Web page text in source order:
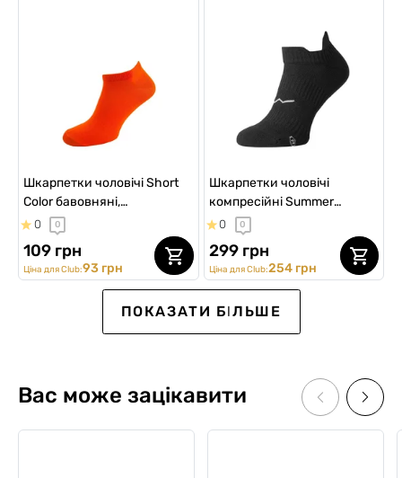
Шкарпетки чоловічі Short
Color бавовняні,
помаранчеві
0 0
109 грн
Ціна для Club:93 грн
Шкарпетки чоловічі
компресійні Summer
Multisport LowDry, чорні
0 0
299 грн
Ціна для Club:254 грн
ПОКАЗАТИ БІЛЬШЕ
Вас може зацікавити